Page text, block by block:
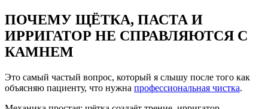
ПОЧЕМУ ЩЁТКА, ПАСТА И
ИРРИГАТОР НЕ СПРАВЛЯЮТСЯ С
КАМНЕМ
Это самый частый вопрос, который я слышу после того как
объясняю пациенту, что нужна профессиональная чистка.